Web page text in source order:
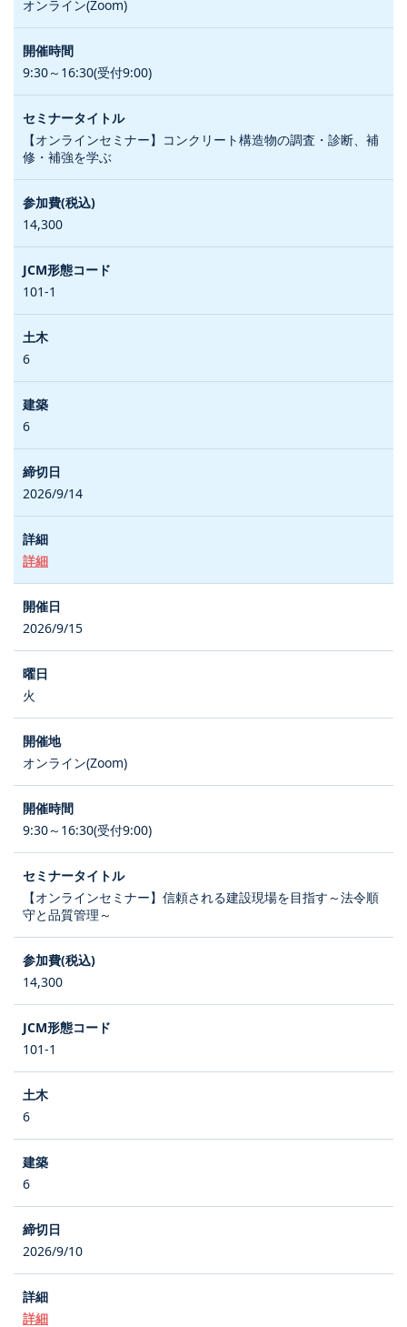
オンライン(Zoom)
9:30～16:30(受付9:00)
【オンラインセミナー】コンクリート構造物の調査・診断、補
修・補強を学ぶ
14,300
101-1
6
6
2026/9/14
詳細
2026/9/15
火
オンライン(Zoom)
9:30～16:30(受付9:00)
【オンラインセミナー】信頼される建設現場を目指す～法令順
守と品質管理～
14,300
101-1
6
6
2026/9/10
詳細